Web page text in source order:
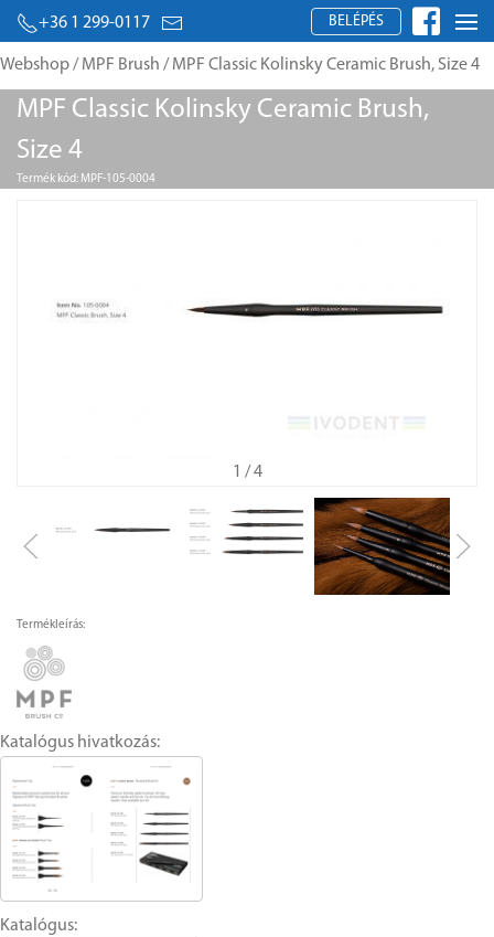
+36 1 299-0117 BELÉPÉS
Webshop/ MPF Brush / MPF Classic Kolinsky Ceramic Brush, Size 4
MPF Classic Kolinsky Ceramic Brush,
Size 4
Termék kód: MPF-105-0004
1 / 4
Termékleírás:
Katalógus hivatkozás:
Katalógus: